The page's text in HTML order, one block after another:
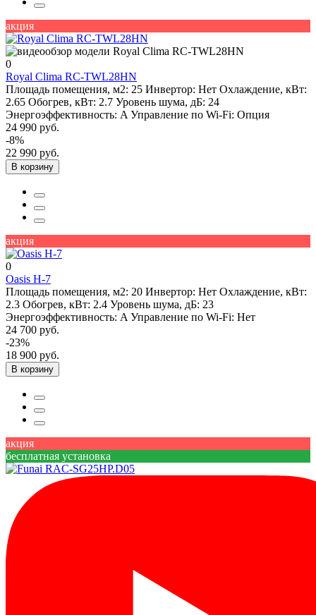
акция
0
Royal Clima RC-TWL28HN
Площадь помещения, м2: 25 Инвертор: Нет Охлаждение, кВт:
2.65 Обогрев, кВт: 2.7 Уровень шума, дБ: 24
Энергоэффективность: A Управление по Wi-Fi: Опция
24 990 руб.
-8%
22 990 руб.
В корзину
акция
0
Oasis H-7
Площадь помещения, м2: 20 Инвертор: Нет Охлаждение, кВт:
2.3 Обогрев, кВт: 2.4 Уровень шума, дБ: 23
Энергоэффективность: A Управление по Wi-Fi: Нет
24 700 руб.
-23%
18 900 руб.
В корзину
акция
бесплатная установка